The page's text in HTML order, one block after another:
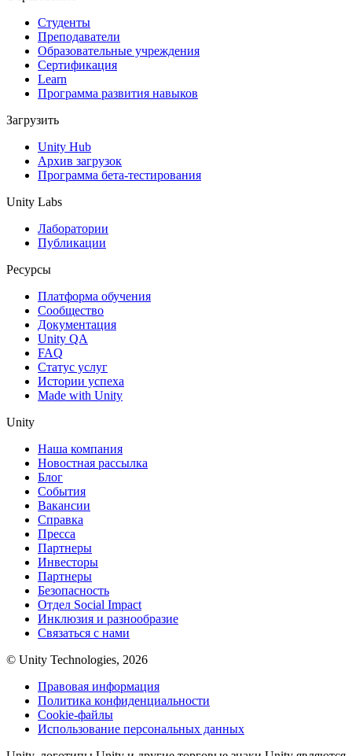
Студенты
Преподаватели
Образовательные учреждения
Сертификация
Learn
Программа развития навыков
Загрузить
Unity Hub
Архив загрузок
Программа бета-тестирования
Unity Labs
Лаборатории
Публикации
Ресурсы
Платформа обучения
Сообщество
Документация
Unity QA
FAQ
Статус услуг
Истории успеха
Made with Unity
Unity
Наша компания
Новостная рассылка
Блог
События
Вакансии
Справка
Пресса
Партнеры
Инвесторы
Партнеры
Безопасность
Отдел Social Impact
Инклюзия и разнообразие
Связаться с нами
© Unity Technologies, 2026
Правовая информация
Политика конфиденциальности
Cookie-файлы
Использование персональных данных